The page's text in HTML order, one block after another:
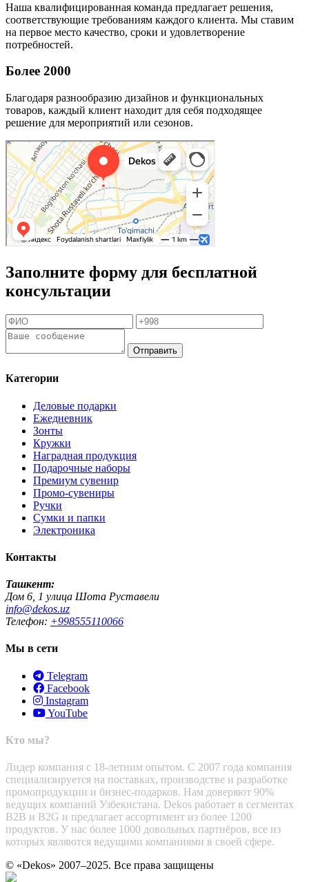
Наша квалифицированная команда предлагает решения,
соответствующие требованиям каждого клиента. Мы ставим
на первое место качество, сроки и удовлетворение
потребностей.
Более 2000
Благодаря разнообразию дизайнов и функциональных
товаров, каждый клиент находит для себя подходящее
решение для мероприятий или сезонов.
Заполните форму для бесплатной
консультации
Отправить
Категории
Деловые подарки
Ежедневник
Зонты
Кружки
Наградная продукция
Подарочные наборы
Премиум сувенир
Промо-сувениры
Ручки
Сумки и папки
Электроника
Контакты
Ташкент:
Дом 6, 1 улица Шота Руставели
info@dekos.uz
Телефон: +998555110066
Мы в сети
Telegram
Facebook
Instagram
YouTube
Кто мы?
Лидер компания с 18-летним опытом. С 2007 года компания
специализируется на поставках, производстве и разработке
промопродукции и бизнес-подарков. Нам доверяют 90%
ведущих компаний Узбекистана. Dekos работает в сегментах
B2B и B2G и предлагает ассортимент из более 1200
продуктов. У нас более 1000 довольных партнёров, все из
которых являются ведущими компаниями в своей сфере.
© «Dekos» 2007–2025. Все права защищены